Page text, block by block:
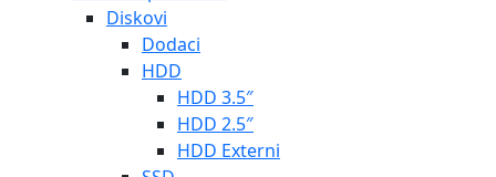
Diskovi
Dodaci
HDD
HDD 3.5″
HDD 2.5″
HDD Externi